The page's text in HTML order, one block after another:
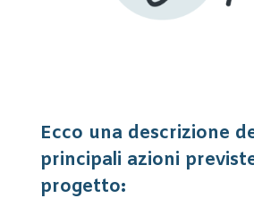
Ecco una descrizione
principali azioni
progetto: